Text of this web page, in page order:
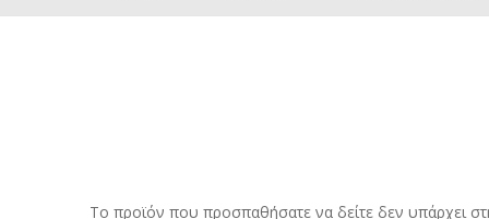
Το προϊόν που προσπαθήσατε να δείτε δεν υπάρχει